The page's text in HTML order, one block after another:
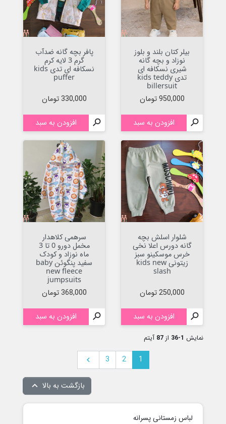
بیلر کتان بلند و بلوز
نوزاد و بچه گانه
شیری نسکافه ای
تدی kids teddy
billersuit
قیمت
950,000 تومان
 افزودن به سبد
پافر بچه گانه ضدآب
گرم 3 لایه کرم
نسکافه ای تدی kids
puffer
قیمت
330,000 تومان
 افزودن به سبد
شلوار اسلش بچه
گانه دورس اعلا نخی
خرس موسکینو سبز
زیتونی kids new
slash
قیمت
250,000 تومان
 افزودن به سبد
سرهمی کلاهدار
مخمل دورو 0 تا 3
ماه نوزاد و کودک
سفید پنگوئن baby
new fleece
jumpsuits
قیمت
368,000 تومان
 افزودن به سبد
نمایش 1-36 از87 آیتم
1
2
3 بعدی

بازگشت به بالا 
لباس زمستانی پسرانه